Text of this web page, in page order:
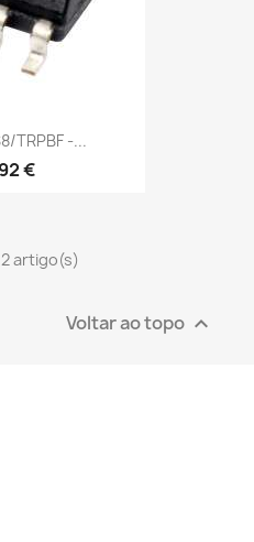
TRPBF -...
€
artigo(s)
Voltar ao topo 